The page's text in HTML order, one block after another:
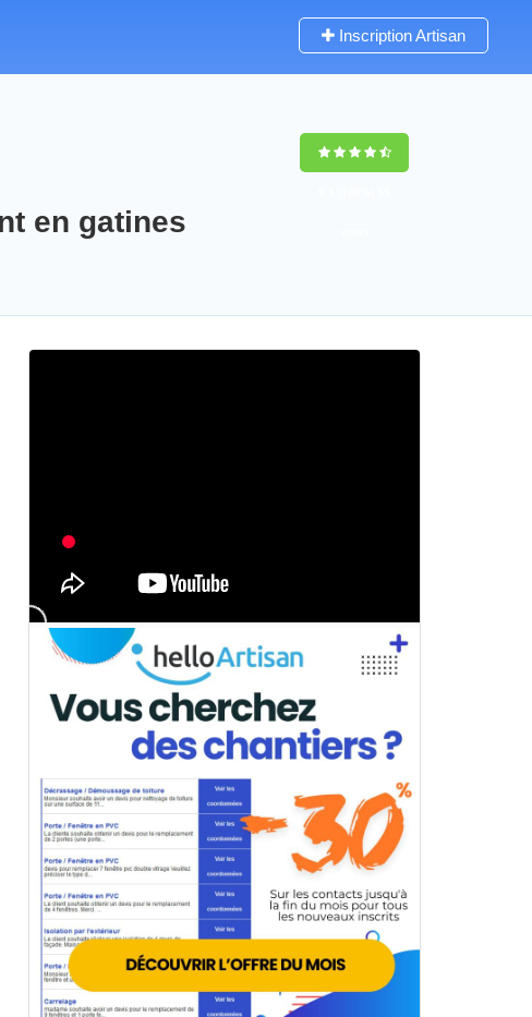
Inscription Artisan
en gatines